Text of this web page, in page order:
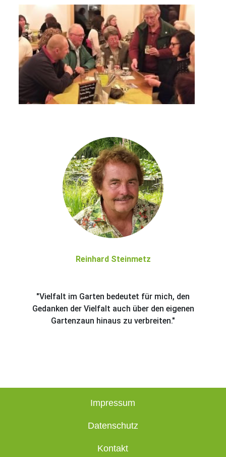
Reinhard Steinmetz
"Vielfalt im Garten bedeutet für mich, den
Gedanken der Vielfalt auch über den eigenen
Gartenzaun hinaus zu verbreiten."
Impressum
Datenschutz
Kontakt